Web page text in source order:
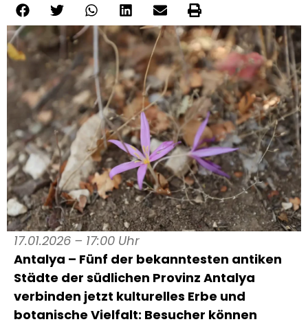
17.01.2026 – 17:00 Uhr
Antalya – Fünf der bekanntesten antiken
Städte der südlichen Provinz Antalya
verbinden jetzt kulturelles Erbe und
botanische Vielfalt: Besucher können